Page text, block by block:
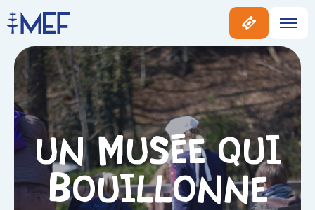
Un musée qui
bouillonne